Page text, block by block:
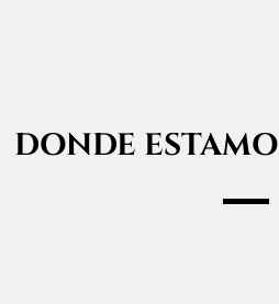
DONDE